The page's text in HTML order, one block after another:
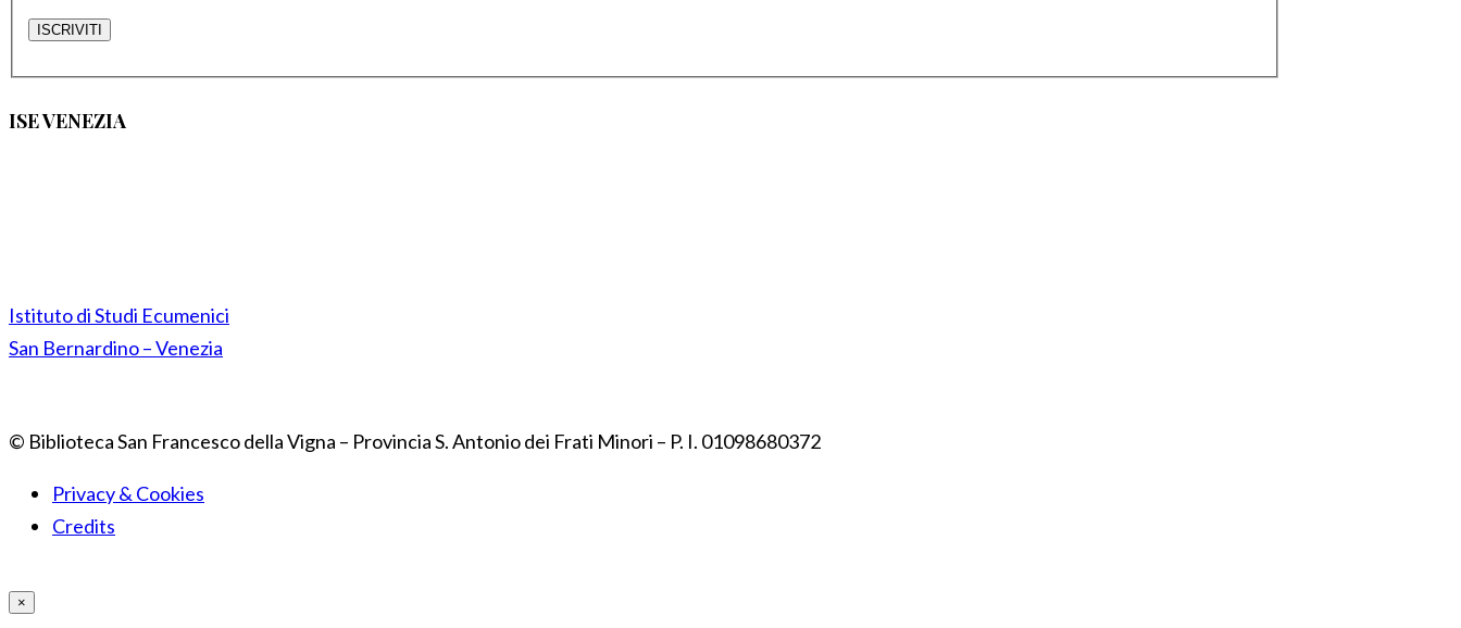
ISE VENEZIA
Istituto di Studi Ecumenici
San Bernardino – Venezia
© Biblioteca San Francesco della Vigna – Provincia S. Antonio dei Frati Minori – P. I. 01098680372
Privacy & Cookies
Credits
×